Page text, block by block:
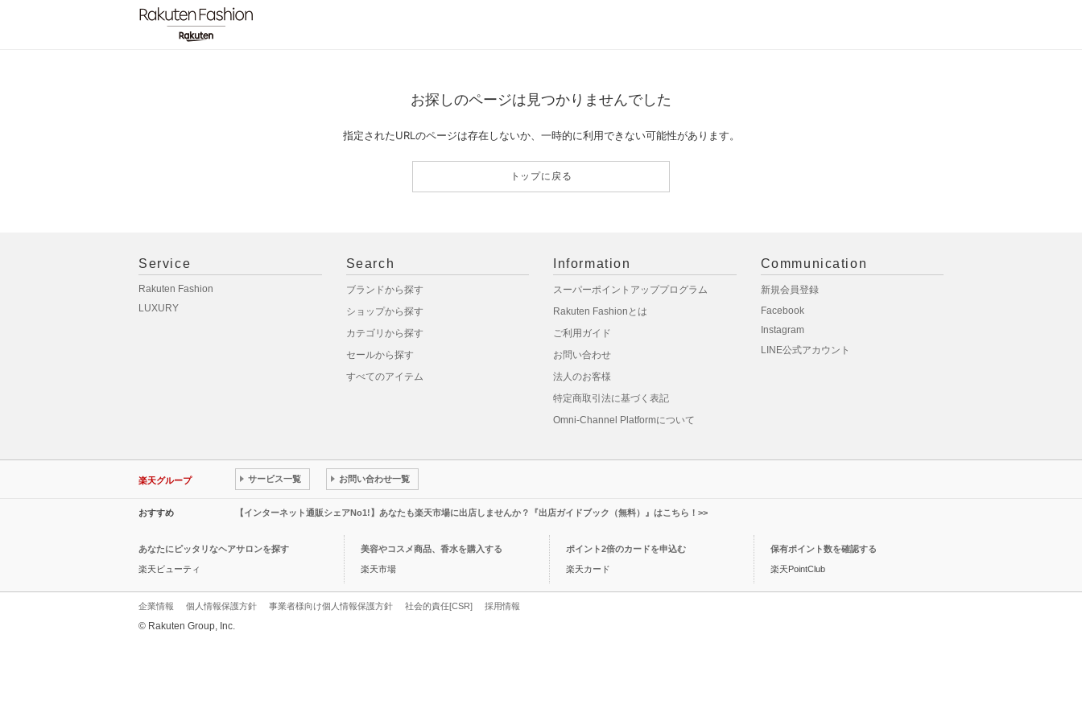
お探しのページは見つかりませんでした
指定されたURLのページは存在しないか、一時的に利用できない可能性があります。
トップに戻る
Service
Rakuten Fashion
LUXURY
Search
ブランドから探す
ショップから探す
カテゴリから探す
セールから探す
すべてのアイテム
Information
スーパーポイントアッププログラム
Rakuten Fashionとは
ご利用ガイド
お問い合わせ
法人のお客様
特定商取引法に基づく表記
Omni-Channel Platformについて
Communication
新規会員登録
Facebook
Instagram
LINE公式アカウント
楽天グループ サービス一覧 お問い合わせ一覧
おすすめ 【インターネット通販シェアNo1!】あなたも楽天市場に出店しませんか？『出店ガイドブック（無料）』はこちら！>>
あなたにピッタリなヘアサロンを探す
楽天ビューティ
美容やコスメ商品、香水を購入する
楽天市場
ポイント2倍のカードを申込む
楽天カード
保有ポイント数を確認する
楽天PointClub
企業情報 個人情報保護方針 事業者様向け個人情報保護方針 社会的責任[CSR] 採用情報
© Rakuten Group, Inc.